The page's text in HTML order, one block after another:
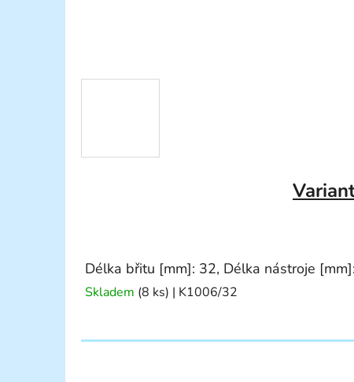
Délka břitu [mm]: 32, Délka nástroje
Skladem (8 ks) | K1006/32